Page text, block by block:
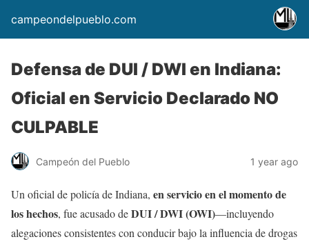
campeondelpueblo.com
Defensa de DUI / DWI en Indiana:
Oficial en Servicio Declarado NO
CULPABLE
Campeón del Pueblo 1 year ago
Un oficial de policía de Indiana, en servicio en el momento de
los hechos, fue acusado deDUI / DWI (OWI)—incluyendo
alegaciones consistentes con conducir bajo la influencia de drogas